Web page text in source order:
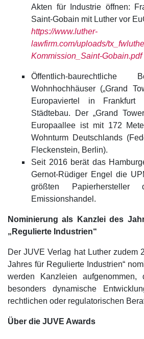
Akten für Industrie öffnen:
Saint-Gobain mit Luther vor
https://www.luther-
lawfirm.com/uploads/
Kommission_Saint-Gobain.pdf
Öffentlich-baurechtliche
Wohnhochhäuser („Grand
Europaviertel in
Städtebau. Der „Grand
Europaallee ist mit 172
Wohnturm Deutschlands
Fleckenstein, Berlin).
Seit 2016 berät das
Gernot-Rüdiger Engel die
größten
Emissionshandel.
Nominierung als Kanzlei des
„Regulierte Industrien“
Der JUVE Verlag hat Luther zudem
Jahres für Regulierte Industrien“
werden Kanzleien
besonders dynamische
rechtlichen oder regulatorischen
Über die JUVE Awards